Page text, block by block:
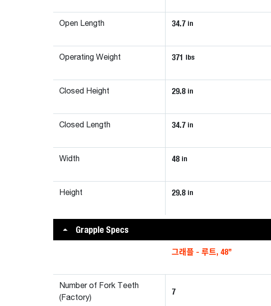
Open Length 34.7 in
Operating Weight 371 lbs
Closed Height 29.8 in
Closed Length 34.7 in
Width 48 in
Height 29.8 in
Grapple Specs
그래플 - 루트, 48”
Number of Fork Teeth
(Factory)
7